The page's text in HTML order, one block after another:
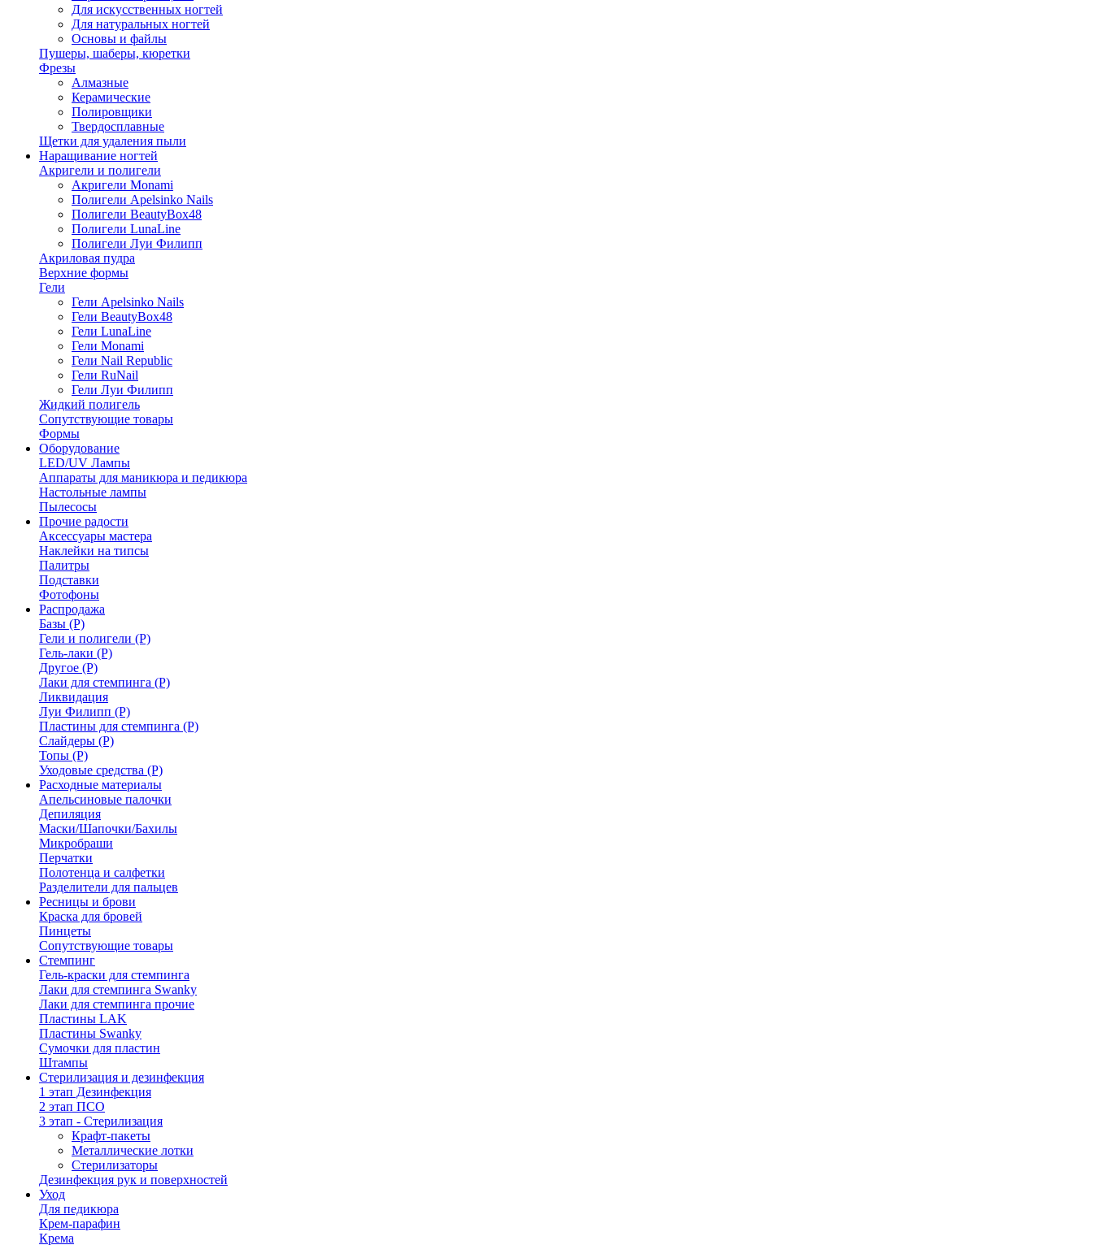
Для искусственных ногтей
Для натуральных ногтей
Основы и файлы
Пушеры, шаберы, кюретки
Фрезы
Алмазные
Керамические
Полировщики
Твердосплавные
Щетки для удаления пыли
Наращивание ногтей
Акригели и полигели
Акригели Monami
Полигели Apelsinko Nails
Полигели BeautyBox48
Полигели LunaLine
Полигели Луи Филипп
Акриловая пудра
Верхние формы
Гели
Гели Apelsinko Nails
Гели BeautyBox48
Гели LunaLine
Гели Monami
Гели Nail Republic
Гели RuNail
Гели Луи Филипп
Жидкий полигель
Сопутствующие товары
Формы
Оборудование
LED/UV Лампы
Аппараты для маникюра и педикюра
Настольные лампы
Пылесосы
Прочие радости
Аксессуары мастера
Наклейки на типсы
Палитры
Подставки
Фотофоны
Распродажа
Базы (Р)
Гели и полигели (Р)
Гель-лаки (Р)
Другое (Р)
Лаки для стемпинга (Р)
Ликвидация
Луи Филипп (Р)
Пластины для стемпинга (Р)
Слайдеры (Р)
Топы (Р)
Уходовые средства (Р)
Расходные материалы
Апельсиновые палочки
Депиляция
Маски/Шапочки/Бахилы
Микробраши
Перчатки
Полотенца и салфетки
Разделители для пальцев
Ресницы и брови
Краска для бровей
Пинцеты
Сопутствующие товары
Стемпинг
Гель-краски для стемпинга
Лаки для стемпинга Swanky
Лаки для стемпинга прочие
Пластины LAK
Пластины Swanky
Сумочки для пластин
Штампы
Стерилизация и дезинфекция
1 этап Дезинфекция
2 этап ПСО
3 этап - Стерилизация
Крафт-пакеты
Металлические лотки
Стерилизаторы
Дезинфекция рук и поверхностей
Уход
Для педикюра
Крем-парафин
Крема